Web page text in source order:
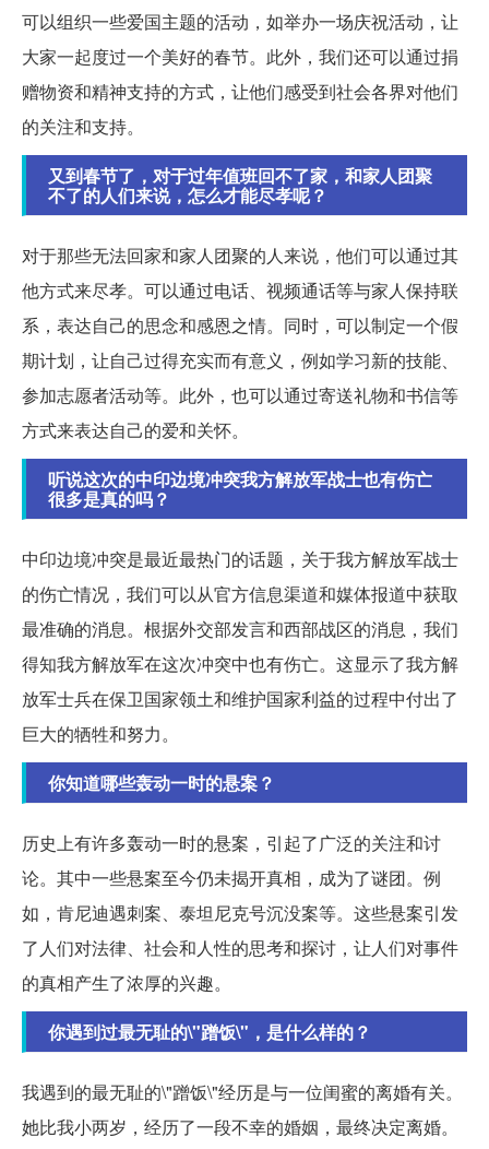
可以组织一些爱国主题的活动，如举办一场庆祝活动，让
大家一起度过一个美好的春节。此外，我们还可以通过捐
赠物资和精神支持的方式，让他们感受到社会各界对他们
的关注和支持。
又到春节了，对于过年值班回不了家，和家人团聚
不了的人们来说，怎么才能尽孝呢？
对于那些无法回家和家人团聚的人来说，他们可以通过其
他方式来尽孝。可以通过电话、视频通话等与家人保持联
系，表达自己的思念和感恩之情。同时，可以制定一个假
期计划，让自己过得充实而有意义，例如学习新的技能、
参加志愿者活动等。此外，也可以通过寄送礼物和书信等
方式来表达自己的爱和关怀。
听说这次的中印边境冲突我方解放军战士也有伤亡
很多是真的吗？
中印边境冲突是最近最热门的话题，关于我方解放军战士
的伤亡情况，我们可以从官方信息渠道和媒体报道中获取
最准确的消息。根据外交部发言和西部战区的消息，我们
得知我方解放军在这次冲突中也有伤亡。这显示了我方解
放军士兵在保卫国家领土和维护国家利益的过程中付出了
巨大的牺牲和努力。
你知道哪些轰动一时的悬案？
历史上有许多轰动一时的悬案，引起了广泛的关注和讨
论。其中一些悬案至今仍未揭开真相，成为了谜团。例
如，肯尼迪遇刺案、泰坦尼克号沉没案等。这些悬案引发
了人们对法律、社会和人性的思考和探讨，让人们对事件
的真相产生了浓厚的兴趣。
你遇到过最无耻的\"蹭饭\"，是什么样的？
我遇到的最无耻的\"蹭饭\"经历是与一位闺蜜的离婚有关。
她比我小两岁，经历了一段不幸的婚姻，最终决定离婚。